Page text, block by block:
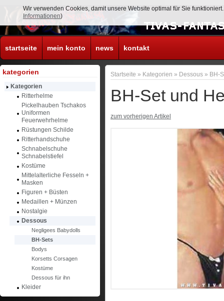
startseite mein konto news kontakt
Startseite » Kategorien » Dessous » BH-
BH-Set und
zum vorherigen Artikel
kategorien
Kategorien
Ritterhelme
Pickelhauben Tschakos
Uniformen
Feuerwehrhelme
Rüstungen Schilde
Ritterhandschuhe
Schnabelschuhe
Schnabelstiefel
Kostüme
Mittelalterliche Fesseln +
Masken
Figuren + Büsten
Medaillen + Münzen
Nostalgie
Dessous
Negligees Babydolls
BH-Sets
Bodys
Korsetts Corsagen
Kostüme
Dessous für ihn
Kleider
Wir verwenden Cookies, damit unsere Website optimal für Sie
Informationen)